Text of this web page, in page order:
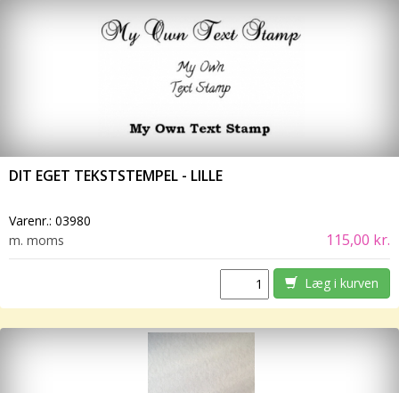
DIT EGET TEKSTSTEMPEL - LILLE
Varenr.: 03980
m. moms
115,00 kr.
Læg i kurven